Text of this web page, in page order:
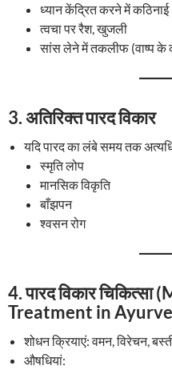
ध्यान केंद्रित करने में कठिनाई
त्वचा पर रैश, खुजली
सांस लेने में तकलीफ (वाष्प के
3.अतिरिक्त पारद विकार
यदि पारद का लंबे समय तक
स्मृति लोप
मानसिक विकृति
बाँझपन
श्वसन रोग
4.पारद विकार
Treatment in
शोधन क्रियाएं: वमन, विरेचन,
औषधियां: